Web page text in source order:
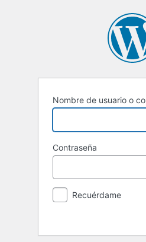
Nombre de usuario o
Contraseña
Recuérdame